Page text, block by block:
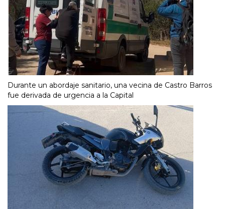
Durante un abordaje sanitario, una vecina de Castro Barros
fue derivada de urgencia a la Capital